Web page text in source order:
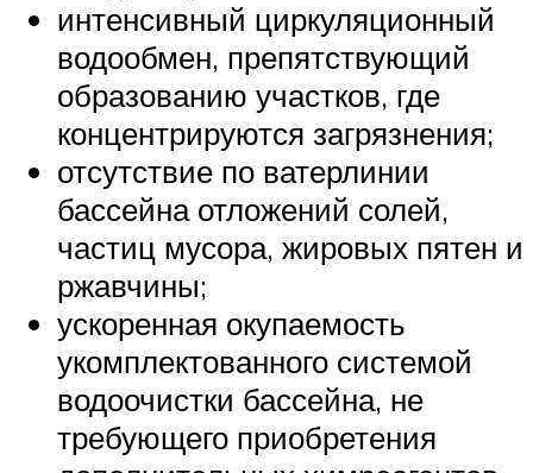
интенсивный циркуляционный
водообмен, препятствующий
образованию участков, где
концентрируются загрязнения;
отсутствие по ватерлинии
бассейна отложений солей,
частиц мусора, жировых пятен и
ржавчины;
ускоренная окупаемость
укомплектованного системой
водоочистки бассейна, не
требующего приобретения